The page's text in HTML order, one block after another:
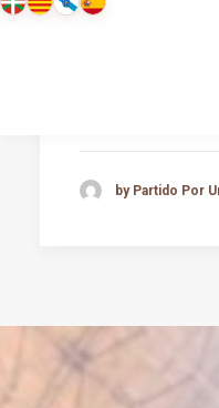
by Partido Por